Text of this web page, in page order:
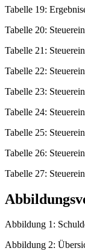
Tabelle 19:
Tabelle 20:
Tabelle 21:
Tabelle 22:
Tabelle 23:
Tabelle 24:
Tabelle 25:
Tabelle 26:
Tabelle 27:
Abbildung 1:
Abbildung 2: